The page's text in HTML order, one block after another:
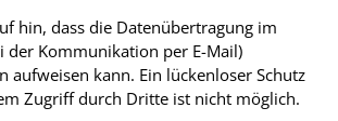
hin, dass die Datenübertragung im
der Kommunikation per E-Mail)
aufweisen kann. Ein lückenloser Schutz
Zugriff durch Dritte ist nicht möglich.